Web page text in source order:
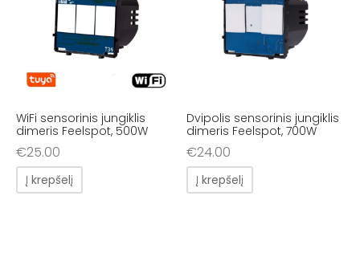
WiFi sensorinis jungiklis
dimeris Feelspot, 500W
€25.00
Į krepšelį
Dvipolis sensorinis jungiklis
dimeris Feelspot, 700W
€24.00
Į krepšelį